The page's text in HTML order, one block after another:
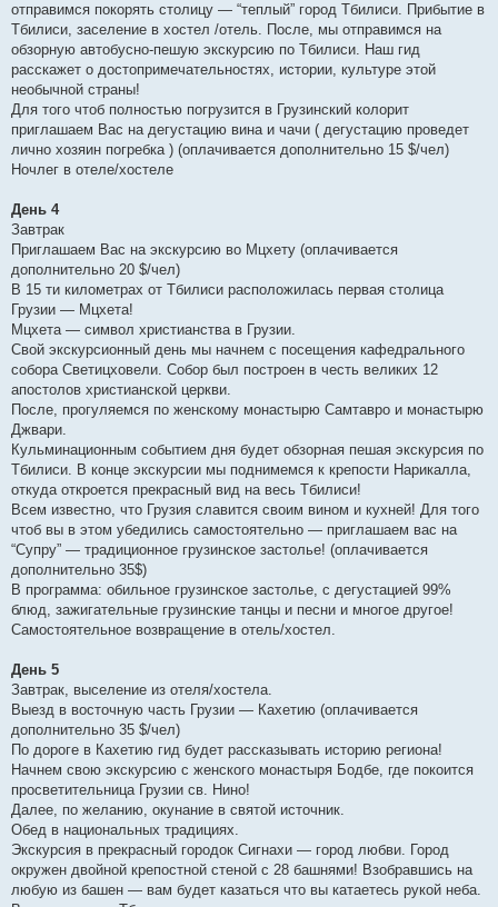
отправимся покорять столицу — “теплый” город Тбилиси. Прибытие в
Тбилиси, заселение в хостел /отель. После, мы отправимся на
обзорную автобусно-пешую экскурсию по Тбилиси. Наш гид
расскажет о достопримечательностях, истории, культуре этой
необычной страны!
Для того чтоб полностью погрузится в Грузинский колорит
приглашаем Вас на дегустацию вина и чачи ( дегустацию проведет
лично хозяин погребка ) (оплачивается дополнительно 15 $/чел)
Ночлег в отеле/хостеле
День 4
Завтрак
Приглашаем Вас на экскурсию во Мцхету (оплачивается
дополнительно 20 $/чел)
В 15 ти километрах от Тбилиси расположилась первая столица
Грузии — Мцхета!
Мцхета — символ христианства в Грузии.
Свой экскурсионный день мы начнем с посещения кафедрального
собора Светицховели. Собор был построен в честь великих 12
апостолов христианской церкви.
После, прогуляемся по женскому монастырю Самтавро и монастырю
Джвари.
Кульминационным событием дня будет обзорная пешая экскурсия по
Тбилиси. В конце экскурсии мы поднимемся к крепости Нарикалла,
откуда откроется прекрасный вид на весь Тбилиси!
Всем известно, что Грузия славится своим вином и кухней! Для того
чтоб вы в этом убедились самостоятельно — приглашаем вас на
“Супру” — традиционное грузинское застолье! (оплачивается
дополнительно 35$)
В программа: обильное грузинское застолье, с дегустацией 99%
блюд, зажигательные грузинские танцы и песни и многое другое!
Самостоятельное возвращение в отель/хостел.
День 5
Завтрак, выселение из отеля/хостела.
Выезд в восточную часть Грузии — Кахетию (оплачивается
дополнительно 35 $/чел)
По дороге в Кахетию гид будет рассказывать историю региона!
Начнем свою экскурсию с женского монастыря Бодбе, где покоится
просветительница Грузии св. Нино!
Далее, по желанию, окунание в святой источник.
Обед в национальных традициях.
Экскурсия в прекрасный городок Сигнахи — город любви. Город
окружен двойной крепостной стеной с 28 башнями! Взобравшись на
любую из башен — вам будет казаться что вы катаетесь рукой неба.